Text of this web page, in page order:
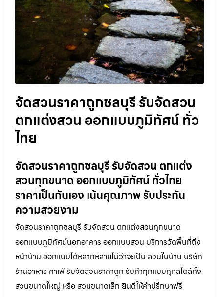
จัดสวนราคาถูกชลบุรี รับจัดสวน
ตกแต่งสวน ออกแบบภูมิทัศน์ ทั่ว
ไทย
จัดสวนราคาถูกชลบุรี รับจัดสวน ตกแต่ง
สวนทุกขนาด ออกแบบภูมิทัศน์ ทั่วไทย
ราคาเป็นกันเอง เน้นคุณภาพ รับประกัน
ความสวยงาม
จัดสวนราคาถูกชลบุรี รับจัดสวน ตกแต่งสวนทุกขนาด
ออกแบบภูมิทัศน์นอกอาคาร ออกแบบสวน บริการวัดพื้นที่ถึง
หน้าบ้าน ออกแบบได้หลากหลายไม่ว่าจะเป็น สวนในบ้าน บริษัท
ร้านอาหาร คาเฟ่ รับจัดสวนราคาถูก รับทำทุกแบบทุกสไตล์ทั้ง
สวนขนาดใหญ่ หรือ สวนขนาดเล็ก ยินดีให้คำปรึกษาฟรี